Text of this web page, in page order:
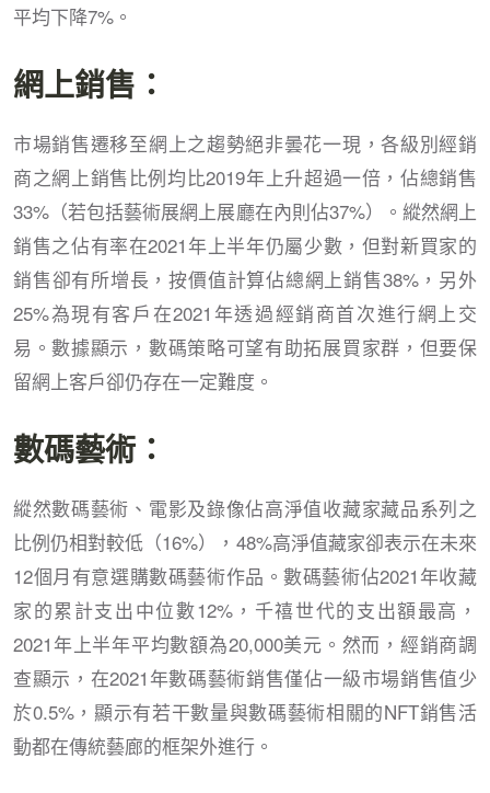
平均下降7%。
網上銷售：
市場銷售遷移至網上之趨勢絕非曇花一現，各級別經銷
商之網上銷售比例均比2019年上升超過一倍，佔總銷售
33%（若包括藝術展網上展廳在內則佔37%）。縱然網上
銷售之佔有率在2021年上半年仍屬少數，但對新買家的
銷售卻有所增長，按價值計算佔總網上銷售38%，另外
25%為現有客戶在2021年透過經銷商首次進行網上交
易。數據顯示，數碼策略可望有助拓展買家群，但要保
留網上客戶卻仍存在一定難度。
數碼藝術：
縱然數碼藝術、電影及錄像佔高淨值收藏家藏品系列之
比例仍相對較低（16%），48%高淨值藏家卻表示在未來
12個月有意選購數碼藝術作品。數碼藝術佔2021年收藏
家的累計支出中位數12%，千禧世代的支出額最高，
2021年上半年平均數額為20,000美元。然而，經銷商調
查顯示，在2021年數碼藝術銷售僅佔一級市場銷售值少
於0.5%，顯示有若干數量與數碼藝術相關的NFT銷售活
動都在傳統藝廊的框架外進行。